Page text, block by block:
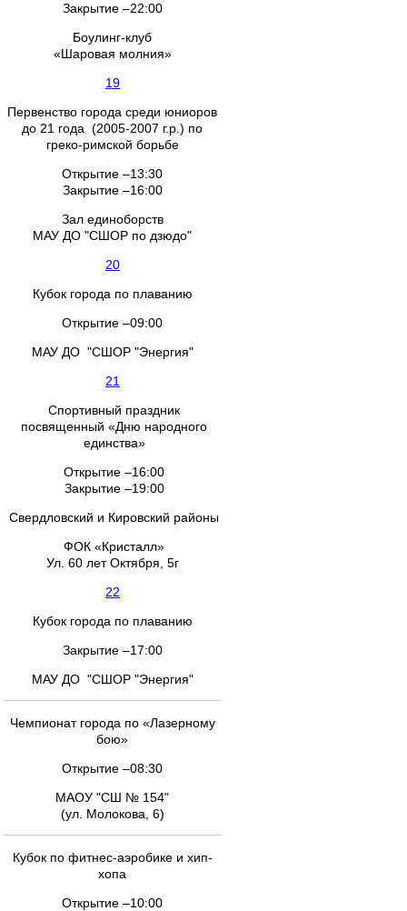
Закрытие –22:00
Боулинг-клуб
«Шаровая молния»
19
Первенство города среди юниоров
до 21 года (2005-2007 г.р.) по
греко-римской борьбе
Открытие –13:30
Закрытие –16:00
Зал единоборств
МАУ ДО "СШОР по дзюдо"
20
Кубок города по плаванию
Открытие –09:00
МАУ ДО "СШОР "Энергия"
21
Спортивный праздник
посвященный «Дню народного
единства»
Открытие –16:00
Закрытие –19:00
Свердловский и Кировский районы
ФОК «Кристалл»
Ул. 60 лет Октября, 5г
22
Кубок города по плаванию
Закрытие –17:00
МАУ ДО "СШОР "Энергия"
Чемпионат города по «Лазерному
бою»
Открытие –08:30
МАОУ "СШ № 154"
(ул. Молокова, 6)
Кубок по фитнес-аэробике и хип-
хопа
Открытие –10:00